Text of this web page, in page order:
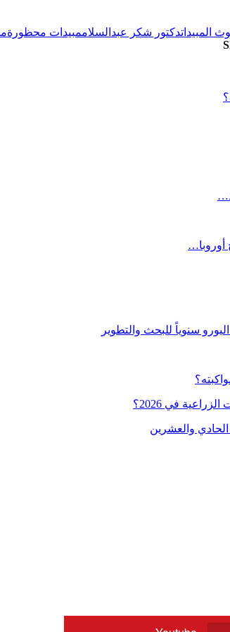
المبيداتدكتور شكر عبدالسلاممبيدات محظورة
أوروبا…
سنوياً للبحث والتطوير
في 2026؟
والعشرين